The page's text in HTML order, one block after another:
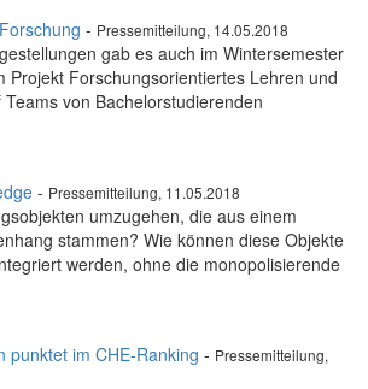
- Pressemitteilung, 14.05.2018
gab es auch im Wintersemester
Projekt Forschungsorientiertes Lehren und
von Bachelorstudierenden
- Pressemitteilung, 11.05.2018
umzugehen, die aus einem
stammen? Wie können diese Objekte
werden, ohne die monopolisierende
punktet im CHE-Ranking - Pressemitteilung,